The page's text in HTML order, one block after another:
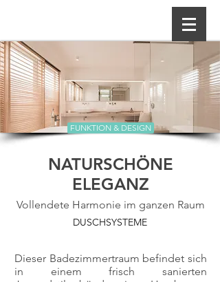
FUNKTION & DESIGN
NATURSCHÖNE
ELEGANZ
Vollendete Harmonie im ganzen Raum
Dieser Badezimmertraum befindet sich
in einem frisch sanierten
DUSCHSYSTEME